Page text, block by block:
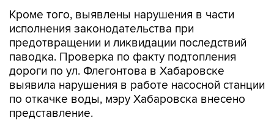
предотвращении и ликвидации последствий
паводка. Проверка по факту подтопления
дороги по ул. Флегонтова в Хабаровске
выявила нарушения в работе насосной станции
по откачке воды, мэру Хабаровска внесено
представление.
Прокуроры также проверили соблюдение